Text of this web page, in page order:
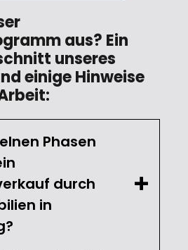
aus? Ein
unseres
einige Hinweise
Phasen
durch
in